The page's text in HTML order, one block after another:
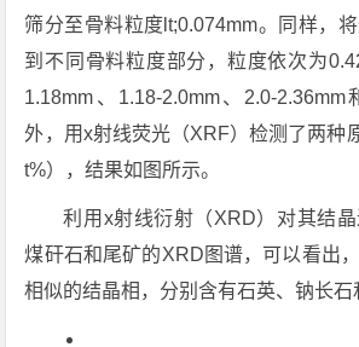
筛分至骨料粒度lt;0.074mm。同样，
到不同骨料粒度部分，粒度依次为
1.18mm、1.18-2.0mm、2.0-2.36mm
外，用x射线荧光（XRF）检测了两种
t%），结果如图所示。
利用x射线衍射（XRD）对其结
煤矸石和尾矿的XRD图谱，可以看出
相似的结晶相，分别含有石英、钠长石